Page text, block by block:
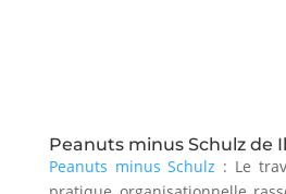
Peanuts minus Schulz de
Peanuts minus Schulz : Le